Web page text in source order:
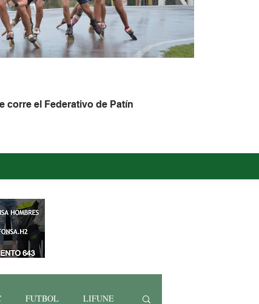
corre el Federativo de Patín
FUTBOL LIFUNE